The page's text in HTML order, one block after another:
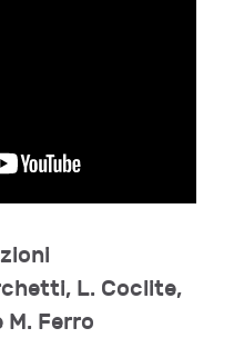
L. Coclite,
M. Ferro